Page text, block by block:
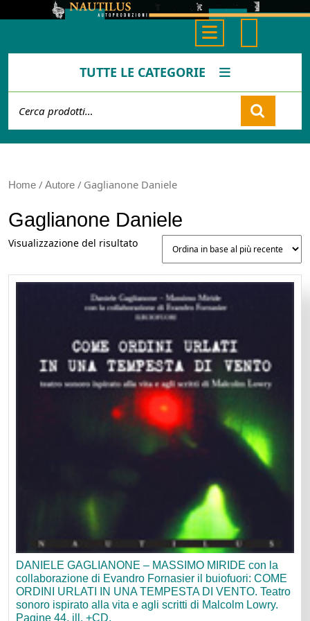
Button
TUTTE LE CATEGORIE
Cart
Home / Autore / Gaglianone Daniele
Gaglianone Daniele
Visualizzazione del risultato
DANIELE GAGLIANONE – MASSIMO MIRIDE con la
collaborazione di Evandro Fornasier il buiofuori: COME
ORDINI URLATI IN UNA TEMPESTA DI VENTO. Teatro
sonoro ispirato alla vita e agli scritti di Malcolm Lowry.
Pagine 44, ill. +CD.